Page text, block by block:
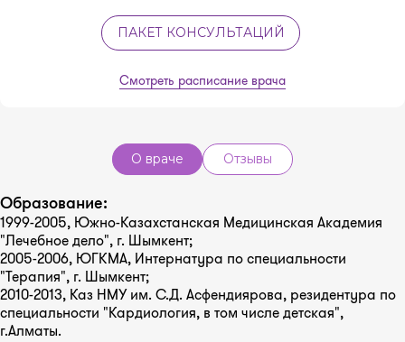
ПАКЕТ КОНСУЛЬТАЦИЙ
Смотреть расписание врача
О враче Отзывы
Образование:
1999-2005, Южно-Казахстанская Медицинская Академия
"Лечебное дело", г. Шымкент;
2005-2006, ЮГКМА, Интернатура по специальности
"Терапия", г. Шымкент;
2010-2013, Каз НМУ им. С.Д. Асфендиярова, резидентура по
специальности "Кардиология, в том числе детская",
г.Алматы.